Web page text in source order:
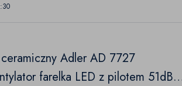
Adler AD 7727
farelka LED z pilotem 51dB